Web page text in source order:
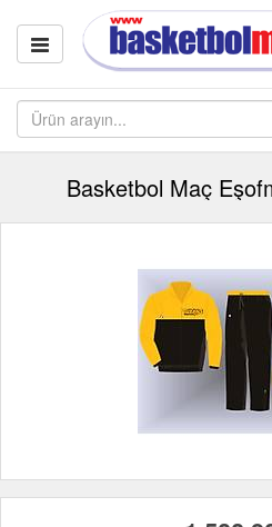
Basketbol Maç